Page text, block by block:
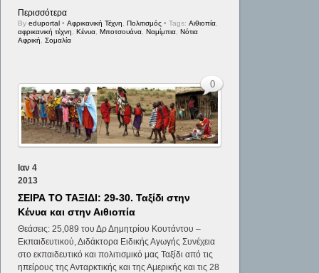
Περισσότερα
Byeduportal • Αφρικανική Τέχνη ,Πολιτισμός • Tags:Αιθιοπία
αφρικανική τέχνη
,Κένυα ,Μποτσουάνα ,Ναμίμπια ,Νότια
Αφρική
,Σομαλία
Ιαν 4
2013
ΣΕΙΡΑ ΤΟ ΤΑΞΙΔΙ: 29-30. Ταξίδι στην
Κένυα και στην Αιθιοπία
Θεάσεις: 25,089 του Δρ Δημητρίου Κουτάντου –
Εκπαιδευτικού, Διδάκτορα Ειδικής Αγωγής Συνέχεια
στο εκπαιδευτικό και πολιτισμικό μας Ταξίδι από τις
ηπείρους της Ανταρκτικής και της Αμερικής και τις 28
0